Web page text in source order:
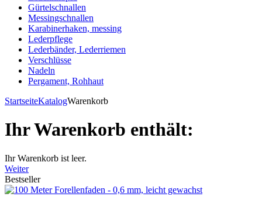
Gürtelschnallen
Messingschnallen
Karabinerhaken, messing
Lederpflege
Lederbänder, Lederriemen
Verschlüsse
Nadeln
Pergament, Rohhaut
StartseiteKatalogWarenkorb
Ihr Warenkorb enthält:
Ihr Warenkorb ist leer.
Weiter
Bestseller